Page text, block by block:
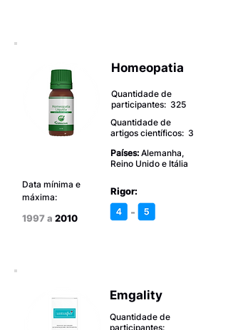
Homeopatia
Quantidade de
participantes: 325
Quantidade de
artigos científicos: 3
Países: Alemanha,
Reino Unido e Itália
Data mínima e
máxima:
1997 a 2010
Rigor:
-
Emgality
Quantidade de
participantes: